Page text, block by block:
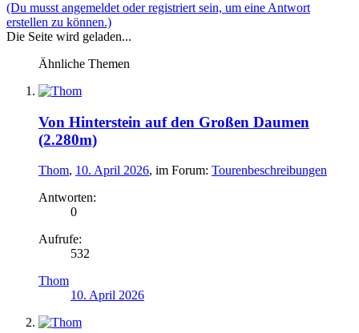
(Du musst angemeldet oder registriert sein, um eine Antwort
erstellen zu können.)
Die Seite wird geladen...
Ähnliche Themen
Von Hinterstein auf den Großen Daumen
(2.280m)
Thom, 10. April 2026, im Forum: Tourenbeschreibungen
Antworten:
0
Aufrufe:
532
Thom
10. April 2026